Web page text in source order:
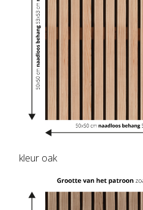
kleur oak